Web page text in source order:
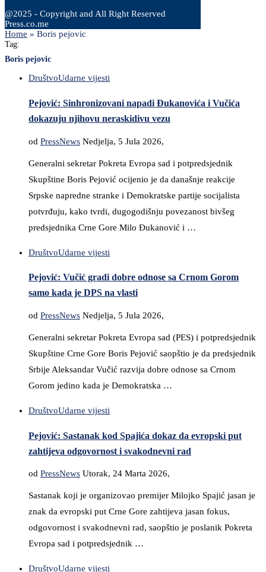
@2025 - Copyright and All Right Reserved
Press.co.me
Home » Boris pejovic
Tag:
Boris pejovic
DruštvoUdarne vijesti
Pejović: Sinhronizovani napadi Ðukanovića i Vučića
dokazuju njihovu neraskidivu vezu
od PressNews Nedjelja, 5 Jula 2026,
Generalni sekretar Pokreta Evropa sad i potpredsjednik
Skupštine Boris Pejović ocijenio je da današnje reakcije
Srpske napredne stranke i Demokratske partije socijalista
potvrđuju, kako tvrdi, dugogodišnju povezanost bivšeg
predsjednika Crne Gore Milo Đukanović i …
DruštvoUdarne vijesti
Pejović: Vučić gradi dobre odnose sa Crnom Gorom
samo kada je DPS na vlasti
od PressNews Nedjelja, 5 Jula 2026,
Generalni sekretar Pokreta Evropa sad (PES) i potpredsjednik
Skupštine Crne Gore Boris Pejović saopštio je da predsjednik
Srbije Aleksandar Vučić razvija dobre odnose sa Crnom
Gorom jedino kada je Demokratska …
DruštvoUdarne vijesti
Pejović: Sastanak kod Spajića dokaz da evropski put
zahtijeva odgovornost i svakodnevni rad
od PressNews Utorak, 24 Marta 2026,
Sastanak koji je organizovao premijer Milojko Spajić jasan je
znak da evropski put Crne Gore zahtijeva jasan fokus,
odgovornost i svakodnevni rad, saopštio je poslanik Pokreta
Evropa sad i potpredsjednik …
DruštvoUdarne vijesti